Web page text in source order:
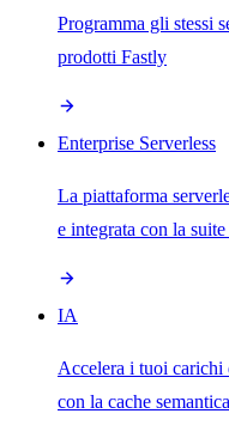
Programma gli stessi
prodotti Fastly
Enterprise Serverless
La piattaforma
e integrata con la
IA
Accelera i tuoi
con la cache semantica